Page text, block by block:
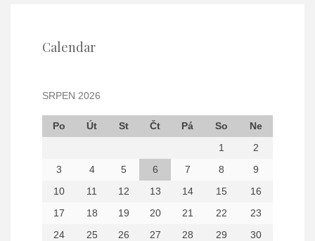
Calendar
SRPEN 2026
Po Út St Čt Pá So
Ne
1
2
3
4 5 6 7 8
9
10
11 12 13 14 15
16
17
18 19 20 21 22
23
24
25 26 27 28 29
30